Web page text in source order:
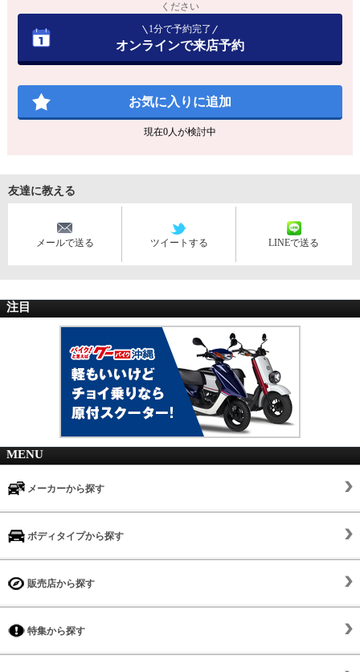
ください
1分で予約完了
オンラインで来店予約
お気に入りに追加
現在0人が検討中
友達に教える
メールで送る ツイートする LINEで送る
注目
MENU
メーカーから探す
ボディタイプから探す
販売店から探す
特集から探す